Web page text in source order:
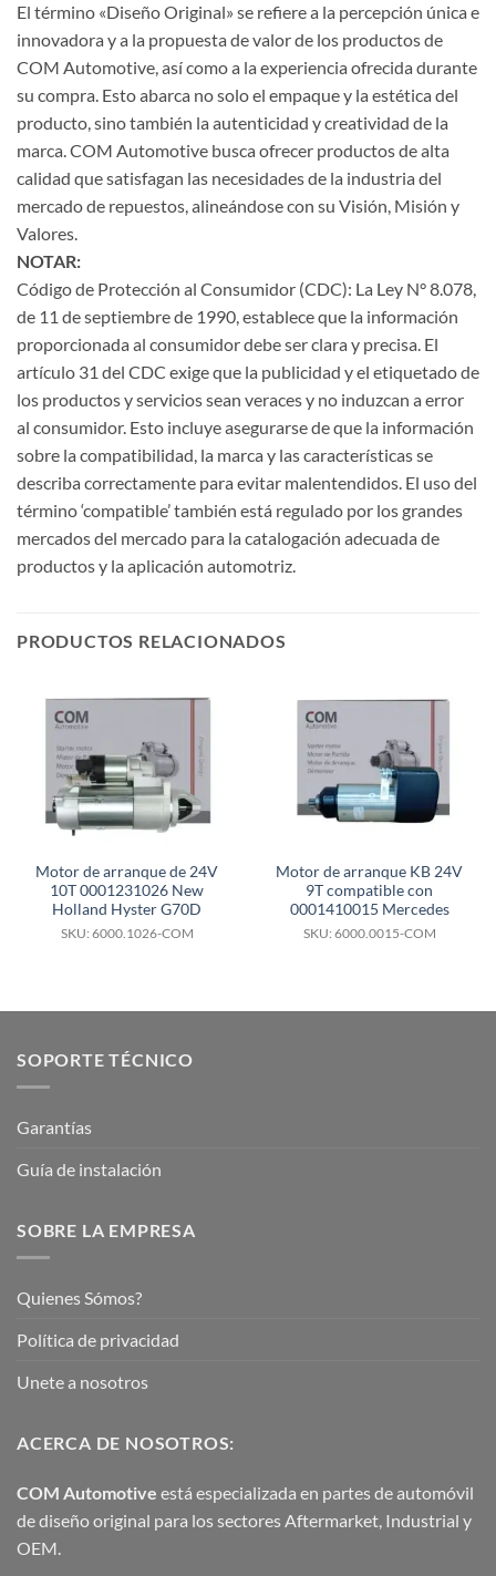
El término «Diseño Original» se refiere a la percepción única e
innovadora y a la propuesta de valor de los productos de
COM Automotive, así como a la experiencia ofrecida durante
su compra. Esto abarca no solo el empaque y la estética del
producto, sino también la autenticidad y creatividad de la
marca. COM Automotive busca ofrecer productos de alta
calidad que satisfagan las necesidades de la industria del
mercado de repuestos, alineándose con su Visión, Misión y
Valores.
NOTAR:
Código de Protección al Consumidor (CDC): La Ley N° 8.078,
de 11 de septiembre de 1990, establece que la información
proporcionada al consumidor debe ser clara y precisa. El
artículo 31 del CDC exige que la publicidad y el etiquetado de
los productos y servicios sean veraces y no induzcan a error
al consumidor. Esto incluye asegurarse de que la información
sobre la compatibilidad, la marca y las características se
describa correctamente para evitar malentendidos. El uso del
término ‘compatible’ también está regulado por los grandes
mercados del mercado para la catalogación adecuada de
productos y la aplicación automotriz.
PRODUCTOS RELACIONADOS
Motor de arranque de 24V
10T 0001231026 New
Holland Hyster G70D
SKU: 6000.1026-COM
Motor de arranque KB 24V
9T compatible con
0001410015 Mercedes
SKU: 6000.0015-COM
SOPORTE TÉCNICO
Garantías
Guía de instalación
SOBRE LA EMPRESA
Quienes Sómos?
Política de privacidad
Unete a nosotros
ACERCA DE NOSOTROS:
COM Automotive está especializada en partes de automóvil
de diseño original para los sectores Aftermarket, Industrial y
OEM.